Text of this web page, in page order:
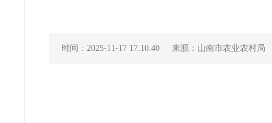
时间：2025-11-17 17:10:40 来源：山南市农业农村局